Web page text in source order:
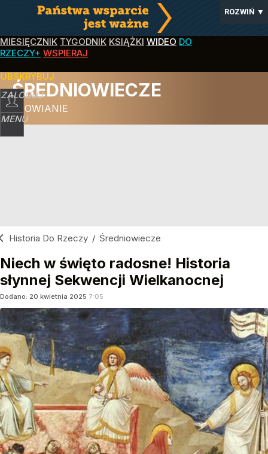
ROZWIŃ ▼
MIESIĘCZNIK TYGODNIK KSIĄŻKI WIDEO DO
RZECZY+ WSPIERAJ
ZALOGUJ
MENU
ŚREDNIOWIECZE
SŁOWIANIE
Historia Do Rzeczy / Średniowiecze
Niech w święto radosne! Historia
słynnej Sekwencji Wielkanocnej
Dodano: 20 kwietnia 2025 7:05